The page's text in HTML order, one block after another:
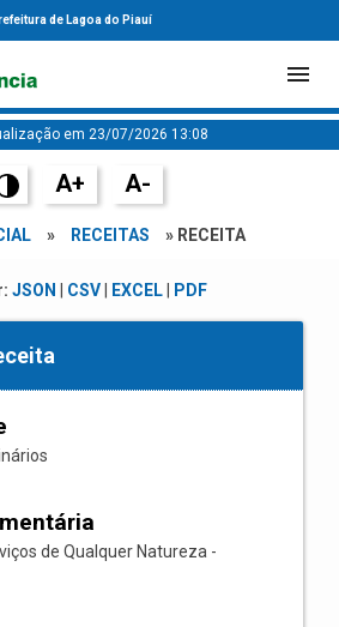
de Lagoa do Piauí
em 23/07/2026 13:08
A+ A-
» RECEITAS » RECEITA
JSON CSV| EXCEL| PDF
de Qualquer Natureza -